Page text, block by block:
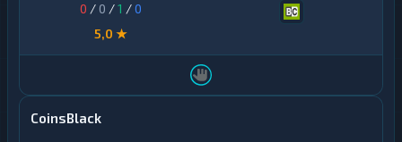
0 / 0 /1 /0
5,0 ★
CoinsBlack